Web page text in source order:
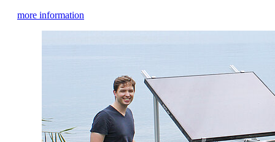
more information